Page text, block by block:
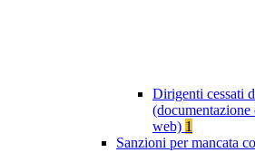
Dirigenti cessati
web) 1
Sanzioni per mancata